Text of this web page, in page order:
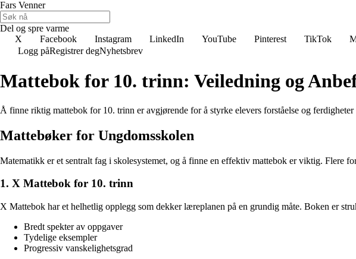
Fars Venner
Del og spre varme
X
Facebook Instagram LinkedIn YouTube Pinterest TikTok
Logg påRegistrer degNyhetsbrev
Mattebok for 10. trinn: Veiledning og
Å finne riktig mattebok for 10. trinn er avgjørende for å styrke elevers forståelse og
Mattebøker for Ungdomsskolen
Matematikk er et sentralt fag i skolesystemet, og å finne en effektiv mattebok er viktig. Flere
1. X Mattebok for 10. trinn
X Mattebok har et helhetlig opplegg som dekker læreplanen på en grundig måte. Boken er
Bredt spekter av oppgaver
Tydelige eksempler
Progressiv vanskelighetsgrad